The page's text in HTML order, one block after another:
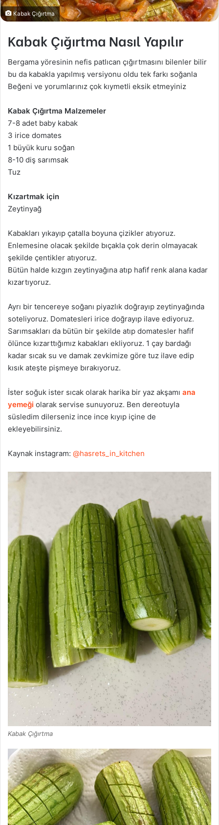
Kabak Çığırtma
Kabak Çığırtma Nasıl Yapılır
Bergama yöresinin nefis patlıcan çığırtmasını bilenler bilir
bu da kabakla yapılmış versiyonu oldu tek farkı soğanla
Beğeni ve yorumlarınız çok kıymetli eksik etmeyiniz
Kabak Çığırtma Malzemeler
7-8 adet baby kabak
3 irice domates
1 büyük kuru soğan
8-10 diş sarımsak
Tuz
Kızartmak için
Zeytinyağ
Kabakları yıkayıp çatalla boyuna çizikler atıyoruz.
Enlemesine olacak şekilde bıçakla çok derin olmayacak
şekilde çentikler atıyoruz.
Bütün halde kızgın zeytinyağına atıp hafif renk alana kadar
kızartıyoruz.
Ayrı bir tencereye soğanı piyazlık doğrayıp zeytinyağında
soteliyoruz. Domatesleri irice doğrayıp ilave ediyoruz.
Sarımsakları da bütün bir şekilde atıp domatesler hafif
ölünce kızarttığımız kabakları ekliyoruz. 1 çay bardağı
kadar sıcak su ve damak zevkimize göre tuz ilave edip
kısık ateşte pişmeye bırakıyoruz.
İster soğuk ister sıcak olarak harika bir yaz akşamı ana
yemeği olarak servise sunuyoruz. Ben dereotuyla
süsledim dilerseniz ince ince kıyıp içine de
ekleyebilirsiniz.
Kaynak instagram: @hasrets_in_kitchen
Kabak Çığırtma